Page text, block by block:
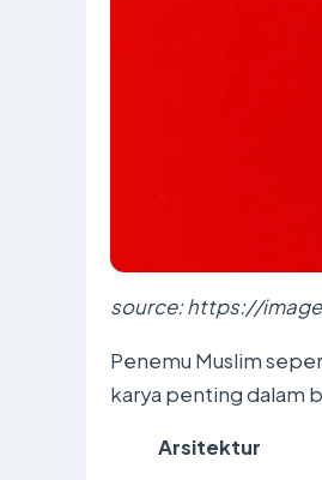
source: https://
Penemu Muslim
karya penting dalam
Arsitektur